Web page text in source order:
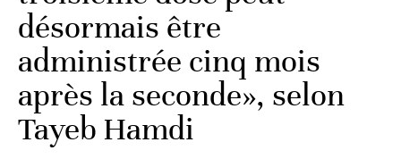
désormais être
administrée cinq mois
après la seconde», selon
Tayeb Hamdi